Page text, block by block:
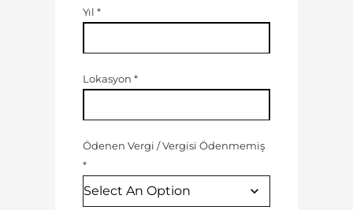
Yıl *
Lokasyon *
Ödenen Vergi /Vergisi Ödenmemiş
*